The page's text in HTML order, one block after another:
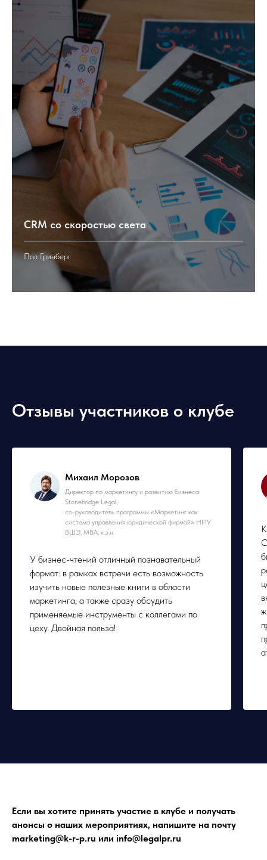
CRM со скоростью света
Пол Гринберг
Отзывы участников о клубе
Михаил Морозов
Директор по маркетингу и развитию бизнеса
Stonebridge Legal,
со-руководитель программы «Маркетинг как
система управления юридической фирмой» НИУ
ВШЭ, МВА, к.э.н.
У бизнес-чтений отличный познавательный
формат: в рамках встречи есть возможность
изучить новые полезные книги в области
маркетинга, а также сразу обсудить
применяемые инструменты с коллегами по
цеху. Двойная польза!
Если вы хотите принять участие в клубе и получать
анонсы о наших мероприятиях, напишите на почту
marketing@k-r-p.ru или info@legalpr.ru